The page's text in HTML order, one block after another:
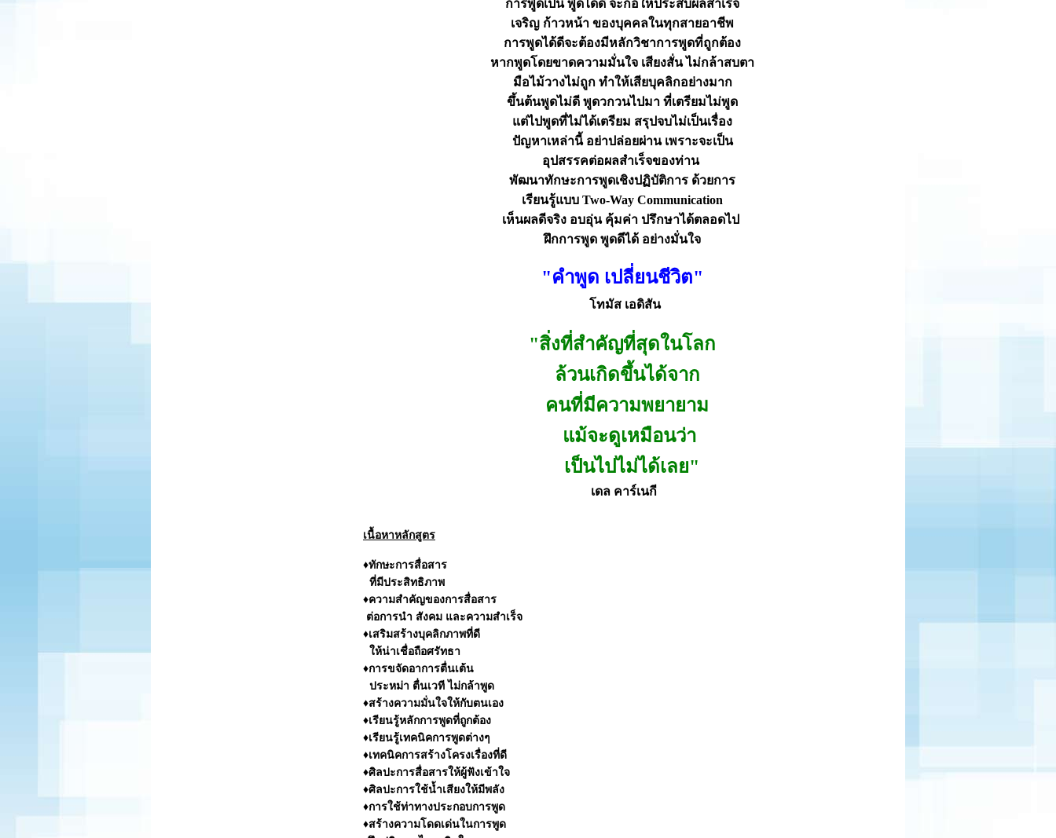
การพูดเป็น พูดได้ดี จะก่อให้ประสบผลสำเร็จ
เจริญ ก้าวหน้า ของบุคคลในทุกสายอาชีพ
การพูดได้ดีจะต้องมีหลักวิชาการพูดที่ถูกต้อง
หากพูดโดยขาดความมั่นใจ เสียงสั่น ไม่กล้าสบตา
มือไม้วางไม่ถูก ทำให้เสียบุคลิกอย่างมาก
ขึ้นต้นพูดไม่ดี พูดวกวนไปมา ที่เตรียมไม่พูด
แต่ไปพูดที่ไม่ได้เตรียม สรุปจบไม่เป็นเรื่อง
ปัญหาเหล่านี้ อย่าปล่อยผ่าน เพราะจะเป็น
อุปสรรคต่อผลสำเร็จของท่าน
พัฒนาทักษะการพูดเชิงปฏิบัติการ ด้วยการ
เรียนรู้แบบ Two-Way Communication
เห็นผลดีจริง อบอุ่น คุ้มค่า ปรึกษาได้ตลอดไป
ฝึกการพูด พูดดีได้ อย่างมั่นใจ
"คำพูด เปลี่ยนชีวิต"
โทมัส เอดิสัน
"สิ่งที่สำคัญที่สุดในโลก
ล้วนเกิดขึ้นได้จาก
คนที่มีความพยายาม
แม้จะดูเหมือนว่า
เป็นไปไม่ได้เลย"
เดล คาร์เนกี
เนื้อหาหลักสูตร
♦ทักษะการสื่อสาร
ที่มีประสิทธิภาพ
♦ความสำคัญของการสื่อสาร
ต่อการนำ สังคม และความสำเร็จ
♦เสริมสร้างบุคลิกภาพที่ดี
ให้น่าเชื่อถือศรัทธา
♦การขจัดอาการตื่นเต้น
ประหม่า ตื่นเวที ไม่กล้าพูด
♦สร้างความมั่นใจให้กับตนเอง
♦เรียนรู้หลักการพูดที่ถูกต้อง
♦เรียนรู้เทคนิคการพูดต่างๆ
♦เทคนิคการสร้างโครงเรื่องที่ดี
♦ศิลปะการสื่อสารให้ผู้ฟังเข้าใจ
♦ศิลปะการใช้น้ำเสียงให้มีพลัง
♦การใช้ท่าทางประกอบการพูด
♦สร้างความโดดเด่นในการพูด